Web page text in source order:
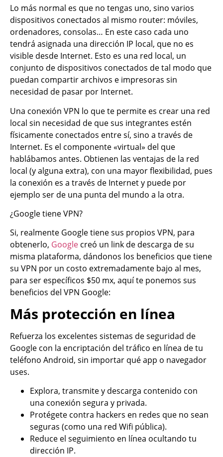
Lo más normal es que no tengas uno, sino varios
dispositivos conectados al mismo router: móviles,
ordenadores, consolas… En este caso cada uno
tendrá asignada una dirección IP local, que no es
visible desde Internet. Esto es una red local, un
conjunto de dispositivos conectados de tal modo que
puedan compartir archivos e impresoras sin
necesidad de pasar por Internet.
Una conexión VPN lo que te permite es crear una red
local sin necesidad de que sus integrantes estén
físicamente conectados entre sí, sino a través de
Internet. Es el componente «virtual» del que
hablábamos antes. Obtienen las ventajas de la red
local (y alguna extra), con una mayor flexibilidad, pues
la conexión es a través de Internet y puede por
ejemplo ser de una punta del mundo a la otra.
¿Google tiene VPN?
Si, realmente Google tiene sus propios VPN, para
obtenerlo, Google creó un link de descarga de su
misma plataforma, dándonos los beneficios que tiene
su VPN por un costo extremadamente bajo al mes,
para ser específicos $50 mx, aquí te ponemos sus
beneficios del VPN Google:
Más protección en línea
Refuerza los excelentes sistemas de seguridad de
Google con la encriptación del tráfico en línea de tu
teléfono Android, sin importar qué app o navegador
uses.
Explora, transmite y descarga contenido con
una conexión segura y privada.
Protégete contra hackers en redes que no sean
seguras (como una red Wifi pública).
Reduce el seguimiento en línea ocultando tu
dirección IP.